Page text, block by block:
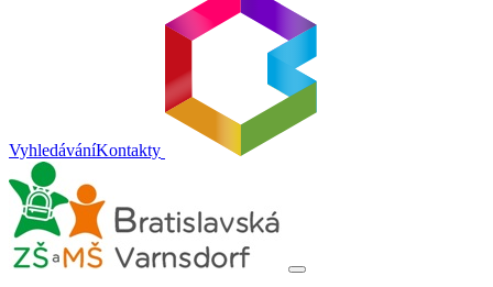
VyhledáváníKontakty